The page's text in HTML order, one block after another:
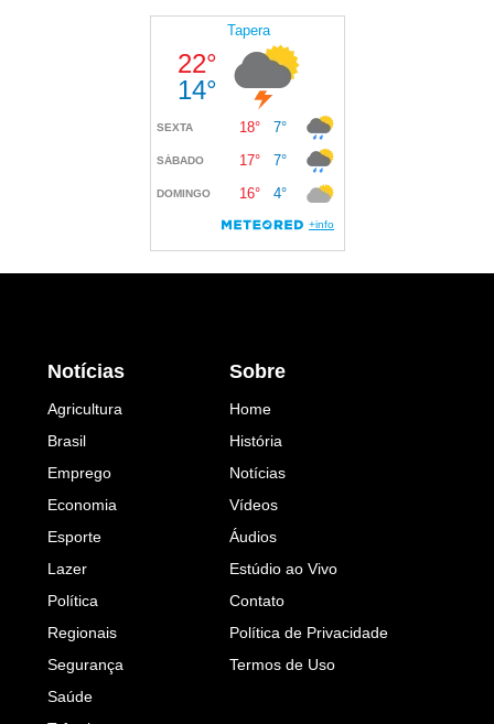
Notícias
Agricultura
Brasil
Emprego
Economia
Esporte
Lazer
Política
Regionais
Segurança
Saúde
Sobre
Home
História
Notícias
Vídeos
Áudios
Estúdio ao Vivo
Contato
Política de Privacidade
Termos de Uso